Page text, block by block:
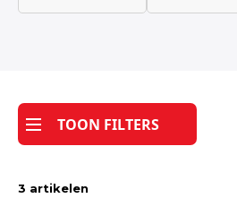
Katoen
Tijdpakker stof
TOON FILTERS
3 artikelen